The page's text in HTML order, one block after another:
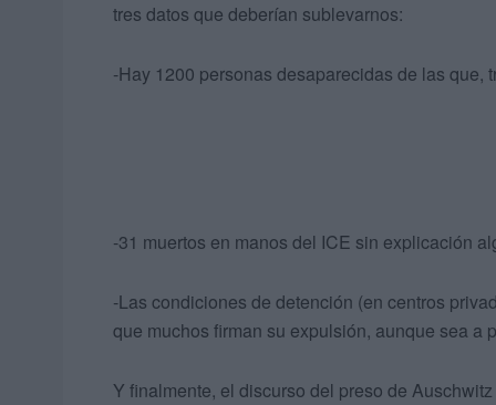
tres datos que deberían sublevarnos:
-Hay 1200 personas desaparecidas de las que,
-31 muertos en manos del ICE sin explicación
-Las condiciones de detención (en centros
que muchos firman su expulsión, aunque sea a
Y finalmente, el discurso del preso de